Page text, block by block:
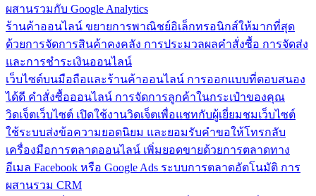
ผสานรวมกับ Google Analytics
ร้านค้าออนไลน์ ขยายการพาณิชย์อิเล็กทรอนิกส์ให้มากที่สุด
ด้วยการจัดการสินค้าคงคลัง การประมวลผลคำสั่งซื้อ การจัดส่ง
และการชำระเงินออนไลน์
เว็บไซต์บนมือถือและร้านค้าออนไลน์ การออกแบบที่ตอบสนอง
ได้ดี คำสั่งซื้อออนไลน์ การจัดการลูกค้าในกระเป๋าของคุณ
วิดเจ็ตเว็บไซต์ เปิดใช้งานวิดเจ็ตเพื่อแชทกับผู้เยี่ยมชมเว็บไซต์
ใช้ระบบส่งข้อความยอดนิยม และยอมรับคำขอให้โทรกลับ
เครื่องมือการตลาดออนไลน์ เพิ่มยอดขายด้วยการตลาดทาง
อีเมล Facebook หรือ Google Ads ระบบการตลาดอัตโนมัติ การ
ผสานรวม CRM